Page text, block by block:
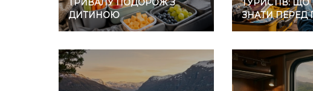
ТРИВАЛУ ПОДОРОЖ З
ДИТИНОЮ
ТУРИСТІВ: ЩО
ЗНАТИ ПЕРЕД